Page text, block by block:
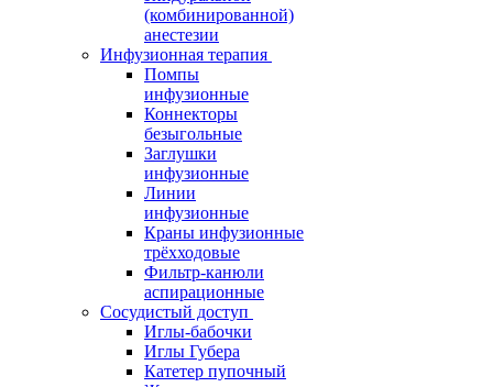
(комбинированной)
анестезии
Инфузионная терапия
Помпы
инфузионные
Коннекторы
безыгольные
Заглушки
инфузионные
Линии
инфузионные
Краны инфузионные
трёхходовые
Фильтр-канюли
аспирационные
Сосудистый доступ
Иглы-бабочки
Иглы Губера
Катетер пупочный